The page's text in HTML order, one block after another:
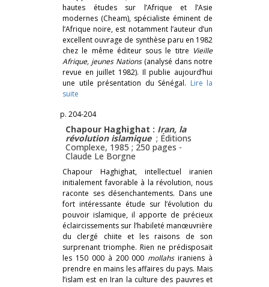
hautes études sur l’Afrique et l’Asie
modernes (Cheam), spécialiste éminent de
l’Afrique noire, est notamment l’auteur d’un
excellent ouvrage de synthèse paru en 1982
chez le même éditeur sous le titre Vieille
Afrique, jeunes Nations(analysé dans notre
revue en juillet 1982). Il publie aujourd’hui
une utile présentation du Sénégal. Lire la
suite
p. 204-204
Chapour Haghighat : Iran, la
révolution islamique ; Éditions
Complexe, 1985 ; 250 pages -
Claude Le Borgne
Chapour Haghighat, intellectuel iranien
initialement favorable à la révolution, nous
raconte ses désenchantements. Dans une
fort intéressante étude sur l’évolution du
pouvoir islamique, il apporte de précieux
éclaircissements sur l’habileté manœuvrière
du clergé chiite et les raisons de son
surprenant triomphe. Rien ne prédisposait
les 150 000 à 200 000 mollahsiraniens à
prendre en mains les affaires du pays. Mais
l’islam est en Iran la culture des pauvres et